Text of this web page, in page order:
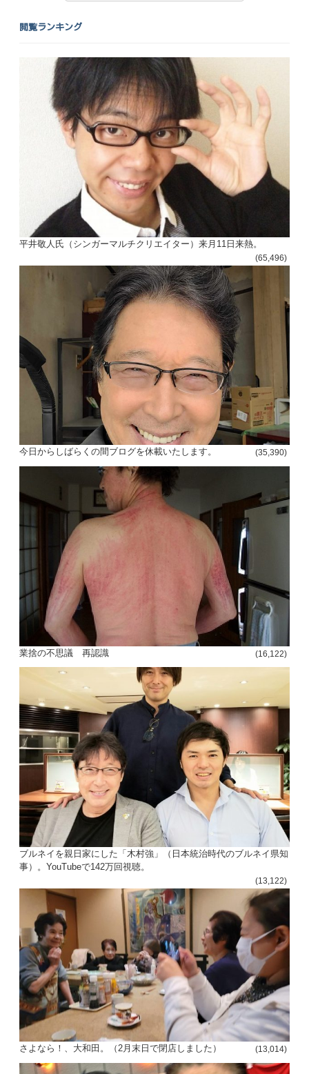
閲覧ランキング
平井敬人氏（シンガーマルチクリエイター）来月11日来熱。
(65,496)
今日からしばらくの間ブログを休載いたします。 (35,390)
業捨の不思議 再認識 (16,122)
ブルネイを親日家にした「木村強」（日本統治時代のブルネイ県知
事）。YouTubeで142万回視聴。
(13,122)
さよなら！、大和田。（2月末日で閉店しました） (13,014)